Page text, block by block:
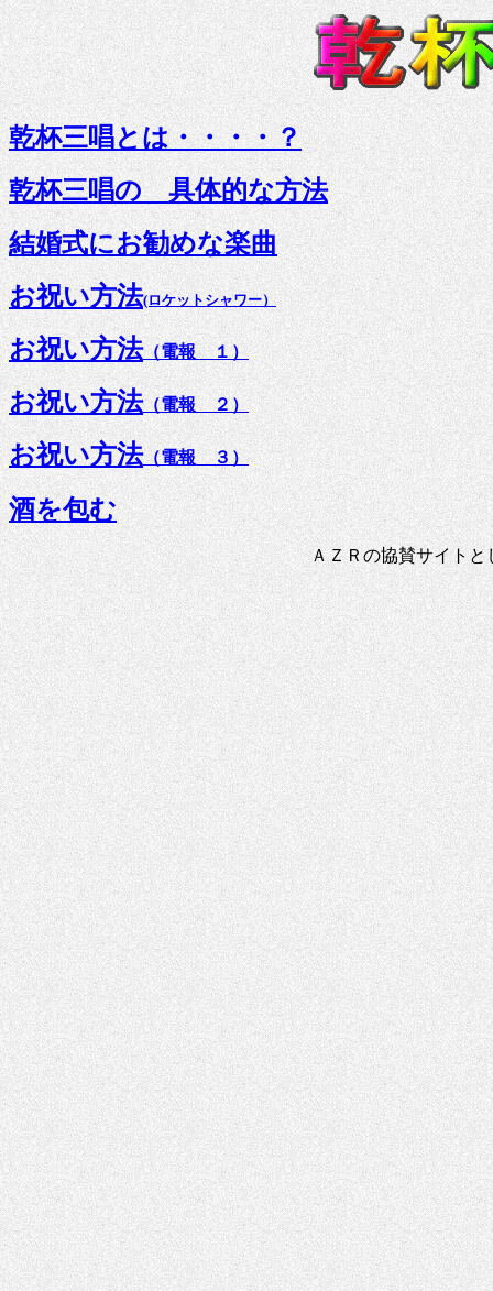
乾杯三唱とは・・・・？
乾杯三唱の 具体的な方法
結婚式にお勧めな楽曲
お祝い方法(ロケットシャワー）
お祝い方法（電報 １）
お祝い方法（電報 ２）
お祝い方法（電報 ３）
酒を包む
ＡＺＲの協賛サイト